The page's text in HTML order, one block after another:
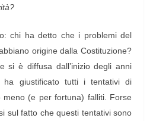
chi ha detto che i problemi del
origine dalla Costituzione?
si è diffusa dall’inizio degli anni
ha giustificato tutti i tentativi di
(e per fortuna) falliti. Forse
sul fatto che questi tentativi sono